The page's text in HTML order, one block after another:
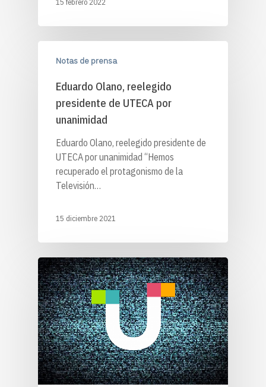
15 febrero 2022
Notas de prensa
Eduardo Olano, reelegido
presidente de UTECA por
unanimidad
Eduardo Olano, reelegido presidente de
UTECA por unanimidad “Hemos
recuperado el protagonismo de la
Televisión…
15 diciembre 2021